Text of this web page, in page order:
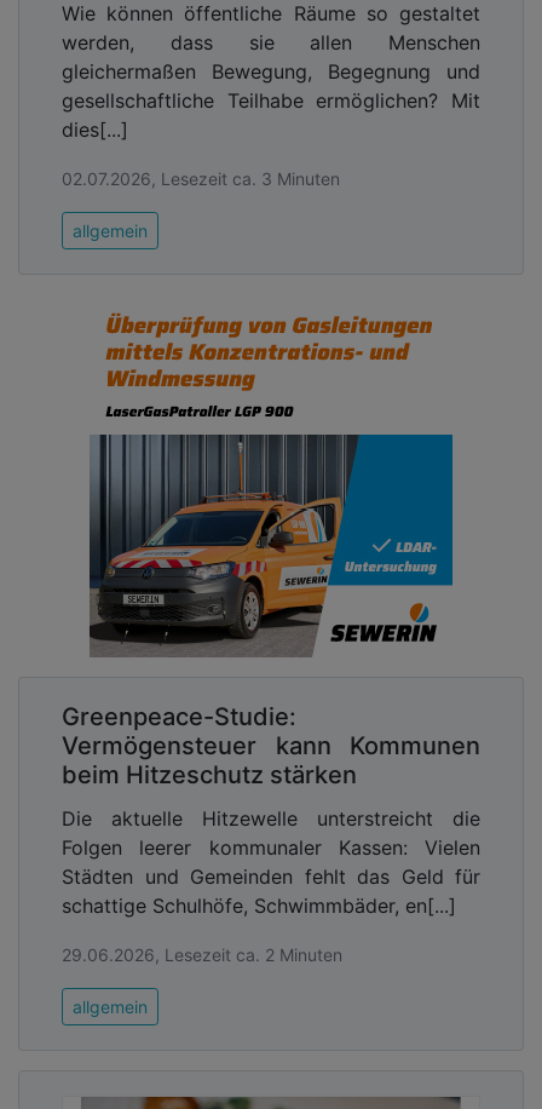
Wie können öffentliche Räume so gestaltet
werden, dass sie allen Menschen
gleichermaßen Bewegung, Begegnung und
gesellschaftliche Teilhabe ermöglichen? Mit
dies[...]
02.07.2026, Lesezeit ca. 3 Minuten
allgemein
Greenpeace-Studie:
Vermögensteuer kann Kommunen
beim Hitzeschutz stärken
Die aktuelle Hitzewelle unterstreicht die
Folgen leerer kommunaler Kassen: Vielen
Städten und Gemeinden fehlt das Geld für
schattige Schulhöfe, Schwimmbäder, en[...]
29.06.2026, Lesezeit ca. 2 Minuten
allgemein